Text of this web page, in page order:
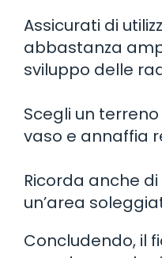
Assicurati di
abbastanza
sviluppo delle
Scegli un
vaso e annaffia
Ricorda anche
un’area
Concludendo, il